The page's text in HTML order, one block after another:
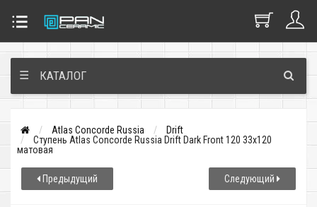
☰ КАТАЛОГ
Atlas Concorde Russia
Drift
Ступень Atlas Concorde Russia Drift Dark Front 120 33x120
матовая
Предыдущий Следующий